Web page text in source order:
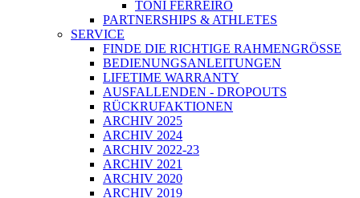
TONI FERREIRO
PARTNERSHIPS & ATHLETES
SERVICE
FINDE DIE RICHTIGE RAHMENGRÖSSE
BEDIENUNGSANLEITUNGEN
LIFETIME WARRANTY
AUSFALLENDEN - DROPOUTS
RÜCKRUFAKTIONEN
ARCHIV 2025
ARCHIV 2024
ARCHIV 2022-23
ARCHIV 2021
ARCHIV 2020
ARCHIV 2019